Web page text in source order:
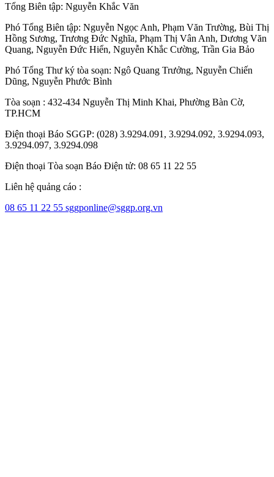
Tổng Biên tập: Nguyễn Khắc Văn
Phó Tổng Biên tập: Nguyễn Ngọc Anh, Phạm Văn Trường, Bùi Thị
Hồng Sương, Trương Đức Nghĩa, Phạm Thị Vân Anh, Dương Văn
Quang, Nguyễn Đức Hiển, Nguyễn Khắc Cường, Trần Gia Bảo
Phó Tổng Thư ký tòa soạn: Ngô Quang Trưởng, Nguyễn Chiến
Dũng, Nguyễn Phước Bình
Tòa soạn : 432-434 Nguyễn Thị Minh Khai, Phường Bàn Cờ,
TP.HCM
Điện thoại Báo SGGP: (028) 3.9294.091, 3.9294.092, 3.9294.093,
3.9294.097, 3.9294.098
Điện thoại Tòa soạn Báo Điện tử: 08 65 11 22 55
Liên hệ quảng cáo :
08 65 11 22 55 sggponline@sggp.org.vn